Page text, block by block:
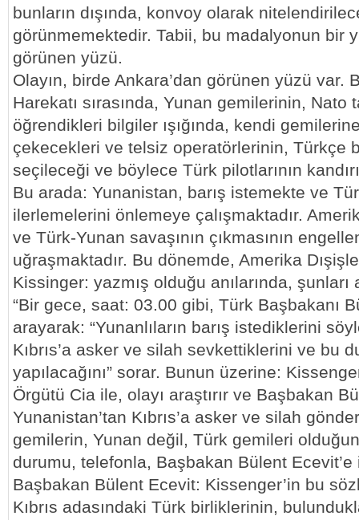
bunların dışında, konvoy olarak
görünmemektedir. Tabii, bu madalyonun bir
görünen yüzü.
Olayın, birde Ankara’dan görünen yüzü var.
Harekatı sırasında, Yunan gemilerinin, Nato
öğrendikleri bilgiler ışığında, kendi
çekecekleri ve telsiz operatörlerinin, Türkçe
seçileceği ve böylece Türk pilotlarının
Bu arada: Yunanistan, barış istemekte ve
ilerlemelerini önlemeye çalışmaktadır.
ve Türk-Yunan savaşının çıkmasının
uğraşmaktadır. Bu dönemde, Amerika
Kissinger: yazmış olduğu anılarında, şunları
“Bir gece, saat: 03.00 gibi, Türk Başbakanı
arayarak: “Yunanlıların barış istediklerini
Kıbrıs’a asker ve silah sevkettiklerini ve bu
yapılacağını” sorar. Bunun üzerine:
Örgütü Cia ile, olayı araştırır ve Başbakan
Yunanistan’tan Kıbrıs’a asker ve silah
gemilerin, Yunan değil, Türk gemileri
durumu, telefonla, Başbakan Bülent Ecevit’e
Başbakan Bülent Ecevit: Kissenger’in bu
Kıbrıs adasındaki Türk birliklerinin,